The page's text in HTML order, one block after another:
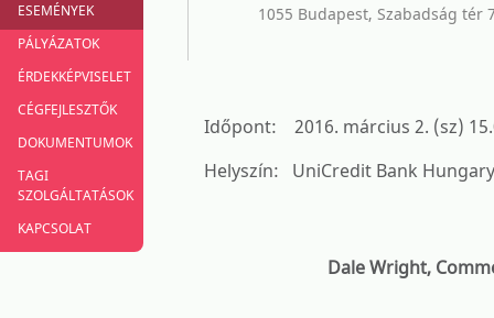
1055 Budapest, Szabadság tér
Időpont: 2016. március 2. (sz)
Helyszín: UniCredit Bank
Dale Wright,
ESEMÉNYEK
PÁLYÁZATOK
ÉRDEKKÉPVISELET
CÉGFEJLESZTŐK
DOKUMENTUMOK
TAGI
SZOLGÁLTATÁSOK
KAPCSOLAT